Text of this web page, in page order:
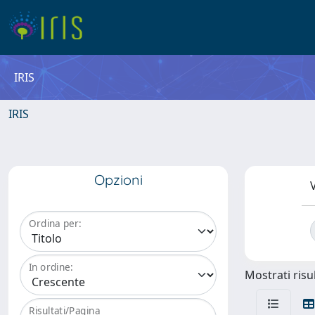
IRIS
IRIS
Opzioni
Ordina per:
In ordine:
Risultati/Pagina
Mostrati